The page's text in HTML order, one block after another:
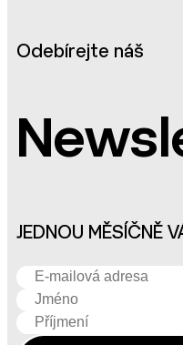
Odebírejte náš
JEDNOU MĚSÍČNĚ